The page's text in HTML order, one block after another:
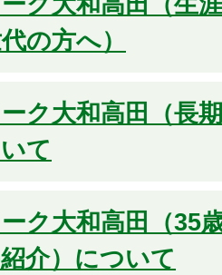
の方へ）
ク大和高田（長
て
ク大和高田（35
介）について